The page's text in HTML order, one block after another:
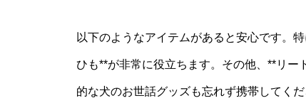
以下のようなアイテムがあると安心です。
ひも**が非常に役立ちます。その他、**リ
的な犬のお世話グッズも忘れず携帯してくだ